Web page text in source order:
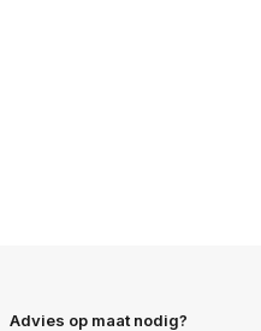
Advies op maat nodig?